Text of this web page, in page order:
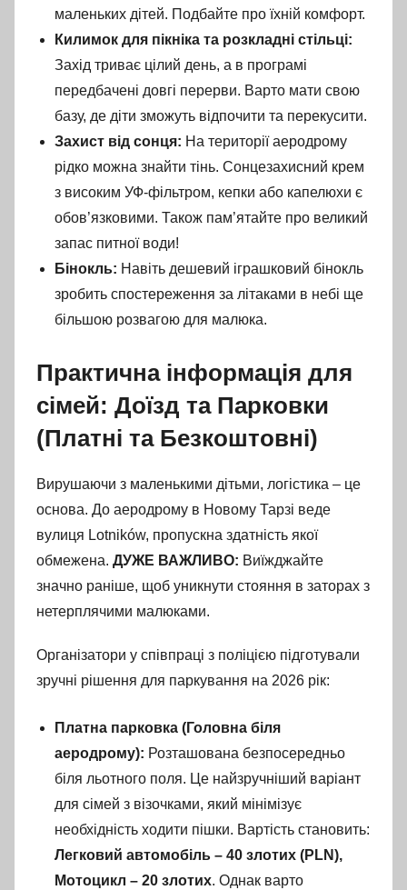
маленьких дітей. Подбайте про їхній комфорт.
Килимок для пікніка та розкладні стільці:
Захід триває цілий день, а в програмі
передбачені довгі перерви. Варто мати свою
базу, де діти зможуть відпочити та перекусити.
Захист від сонця: На території аеродрому
рідко можна знайти тінь. Сонцезахисний крем
з високим УФ-фільтром, кепки або капелюхи є
обов’язковими. Також пам’ятайте про великий
запас питної води!
Бінокль: Навіть дешевий іграшковий бінокль
зробить спостереження за літаками в небі ще
більшою розвагою для малюка.
Практична інформація для
сімей: Доїзд та Парковки
(Платні та Безкоштовні)
Вирушаючи з маленькими дітьми, логістика – це
основа. До аеродрому в Новому Тарзі веде
вулиця Lotników, пропускна здатність якої
обмежена. ДУЖЕ ВАЖЛИВО: Виїжджайте
значно раніше, щоб уникнути стояння в заторах з
нетерплячими малюками.
Організатори у співпраці з поліцією підготували
зручні рішення для паркування на 2026 рік:
Платна парковка (Головна біля
аеродрому): Розташована безпосередньо
біля льотного поля. Це найзручніший варіант
для сімей з візочками, який мінімізує
необхідність ходити пішки. Вартість становить:
Легковий автомобіль – 40 злотих (PLN),
Мотоцикл – 20 злотих. Однак варто